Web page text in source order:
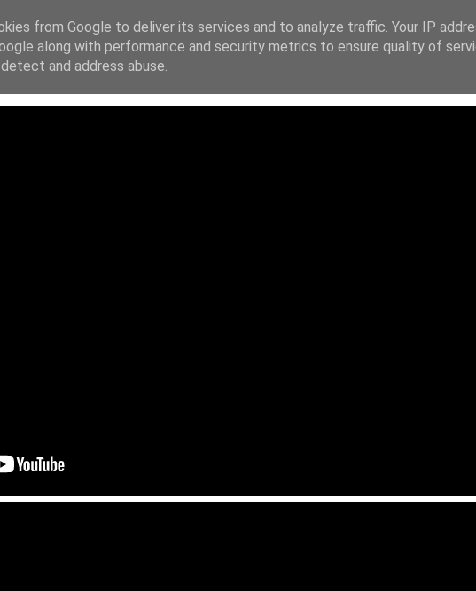
ΑΡΧΙΚΗ ΙΔΡΥΤΙΚΗ ΔΙΑΚΗΡΥΞΗ FACEBOOK X INSTAGRAM
from Google to deliver its services and to analyze traffic. Your IP
along with performance and security metrics to ensure quality of
and address abuse.